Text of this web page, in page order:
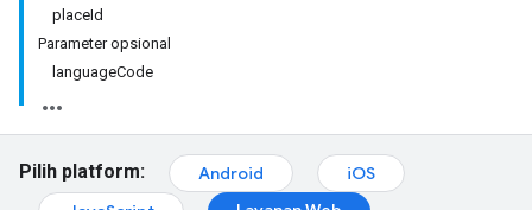
placeId
Parameter opsional
languageCode
Pilih platform: Android
iOS